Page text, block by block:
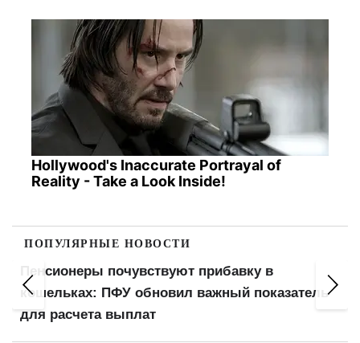
Hollywood's Inaccurate Portrayal of
Reality - Take a Look Inside!
ПОПУЛЯРНЫЕ НОВОСТИ
Пенсионеры почувствуют прибавку в
кошельках: ПФУ обновил важный показатель
для расчета выплат